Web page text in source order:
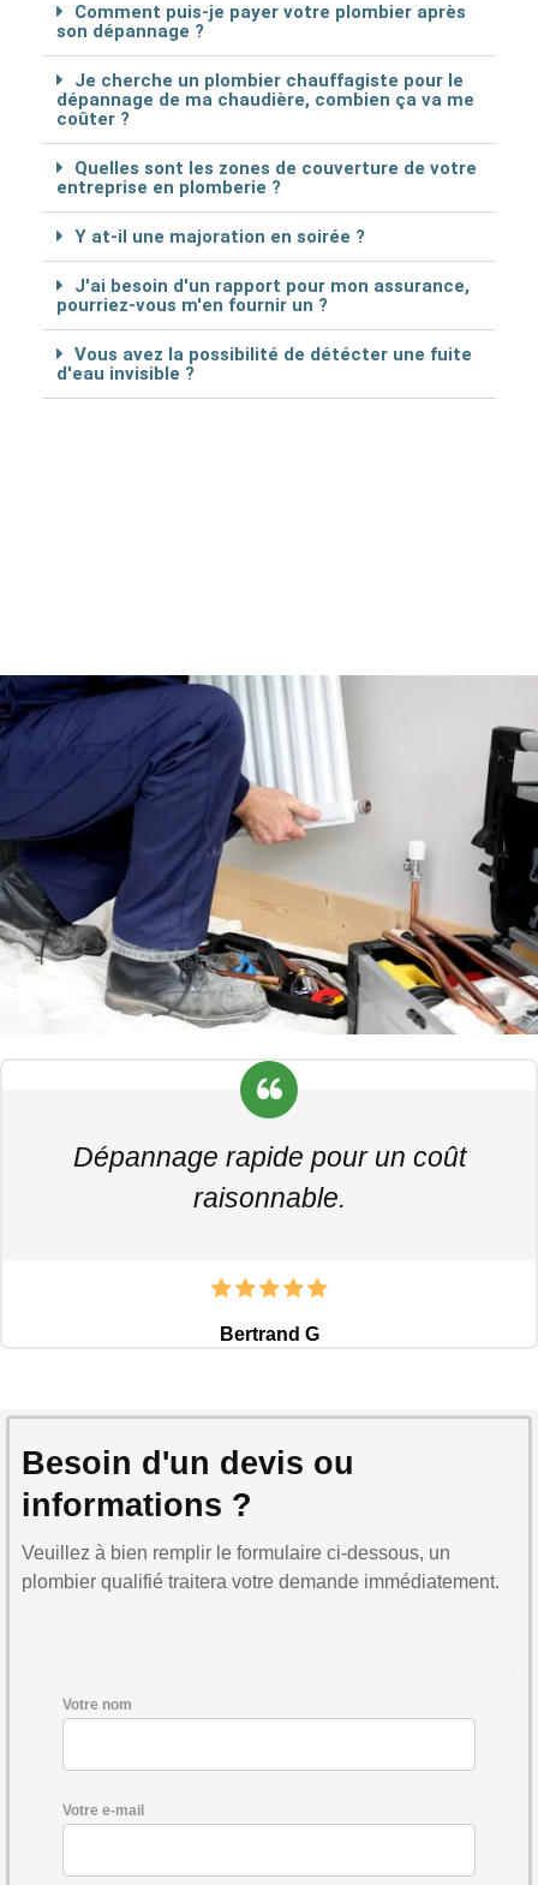
Comment puis-je payer votre plombier après
son dépannage ?
Je cherche un plombier chauffagiste pour le
dépannage de ma chaudière, combien ça va me
coûter ?
Quelles sont les zones de couverture de votre
entreprise en plomberie ?
Y at-il une majoration en soirée ?
J'ai besoin d'un rapport pour mon assurance,
pourriez-vous m'en fournir un ?
Vous avez la possibilité de détécter une fuite
d'eau invisible ?
Dépannage rapide pour un coût
raisonnable.
Bertrand G
Besoin d'un devis ou
informations ?
Veuillez à bien remplir le formulaire ci-dessous, un
plombier qualifié traitera votre demande immédiatement.
Votre nom
Votre e-mail